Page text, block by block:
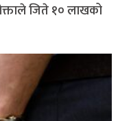
जिते १० लाखको